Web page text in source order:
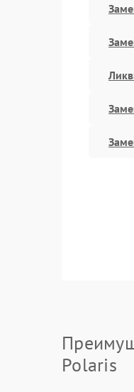
Polaris